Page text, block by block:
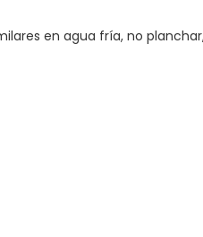
en agua fría, no